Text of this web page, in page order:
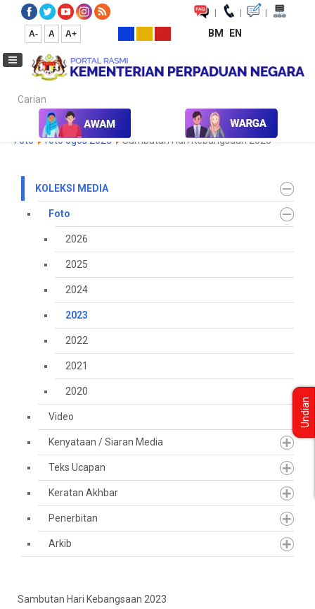
| | |
A- A A+ BM EN
Carian...
Laman Utama Media Koleksi Media Foto 2023
Galeri
Foto
foto ogos 2023 Sambutan Hari Kebangsaan 2023
KOLEKSI MEDIA
Foto
2026
2025
2024
2023
2022
2021
2020
Video
Kenyataan / Siaran Media
Teks Ucapan
Keratan Akhbar
Penerbitan
Arkib
Sambutan Hari Kebangsaan 2023
Undian